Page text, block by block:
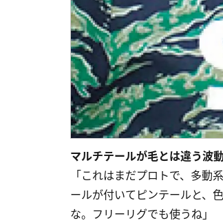
マルチテールが毛とは違う波
「これはまだプロトで、多
ールが付いてピンテールと、
な。フリーリグでも使うね」